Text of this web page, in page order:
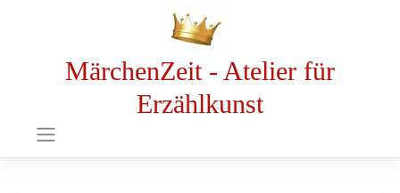
MärchenZeit - Atelier für
Erzählkunst